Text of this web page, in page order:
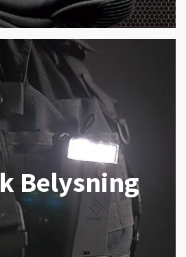
Belysning